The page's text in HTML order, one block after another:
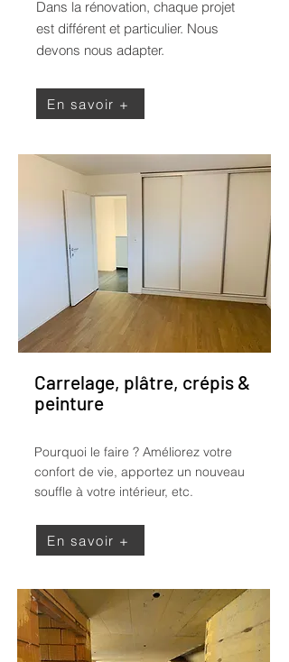
Dans la rénovation, chaque projet
est différent et particulier. Nous
devons nous adapter.
En savoir +
Carrelage, plâtre, crépis &
peinture
Pourquoi le faire ? Améliorez votre
confort de vie, apportez un nouveau
souffle à votre intérieur, etc.
En savoir +